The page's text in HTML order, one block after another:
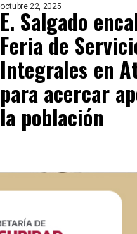
octubre 22, 2025
E. Salgado
Feria de
Integrales en
para acercar
la población